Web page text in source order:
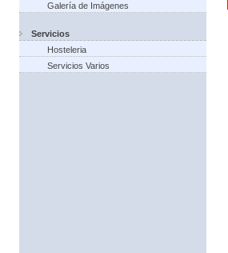
Galería de Imágenes
Servicios
Hosteleria
Servicios Varios